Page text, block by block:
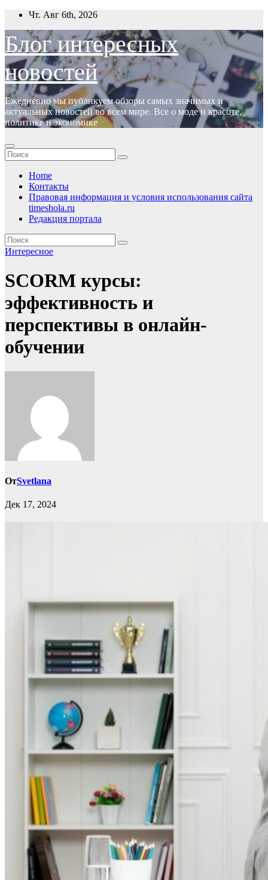
Перейти
содержимому
Чт. Авг 6th, 2026
Блог интересных
новостей
Ежедневно мы публикуем обзоры самых значимых и
актуальных новостей во всем мире. Все о моде и красоте,
политике и экономике
Home
Контакты
Правовая информация и условия использования сайта
timeshola.ru
Редакция портала
Интересное
SCORM курсы:
эффективность и
перспективы в онлайн-
обучении
ОтSvetlana
Дек 17, 2024